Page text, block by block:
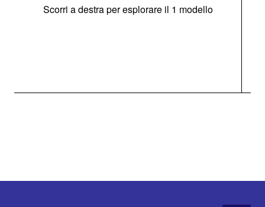
Scorri a destra per esplorare il 1 modello